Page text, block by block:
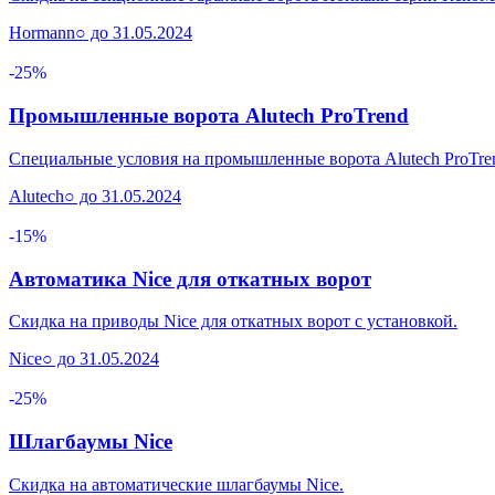
Hormann○ до 31.05.2024
-25%
Промышленные ворота Alutech ProTrend
Специальные условия на промышленные ворота Alutech
Alutech○ до 31.05.2024
-15%
Автоматика Nice для откатных ворот
Скидка на приводы Nice для откатных ворот с установкой.
Nice○ до 31.05.2024
-25%
Шлагбаумы Nice
Скидка на автоматические шлагбаумы Nice.